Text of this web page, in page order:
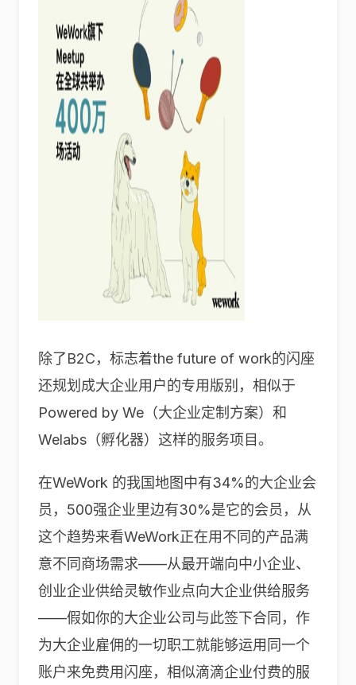
除了B2C，标志着the future of work的闪座
还规划成大企业用户的专用版别，相似于
Powered by We（大企业定制方案）和
Welabs（孵化器）这样的服务项目。
在WeWork 的我国地图中有34%的大企业会
员，500强企业里边有30%是它的会员，从
这个趋势来看WeWork正在用不同的产品满
意不同商场需求——从最开端向中小企业、
创业企业供给灵敏作业点向大企业供给服务
——假如你的大企业公司与此签下合同，作
为大企业雇佣的一切职工就能够运用同一个
账户来免费用闪座，相似滴滴企业付费的服